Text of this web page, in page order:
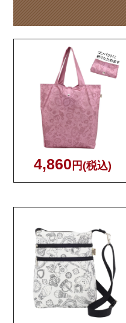
4,860 円(税込)